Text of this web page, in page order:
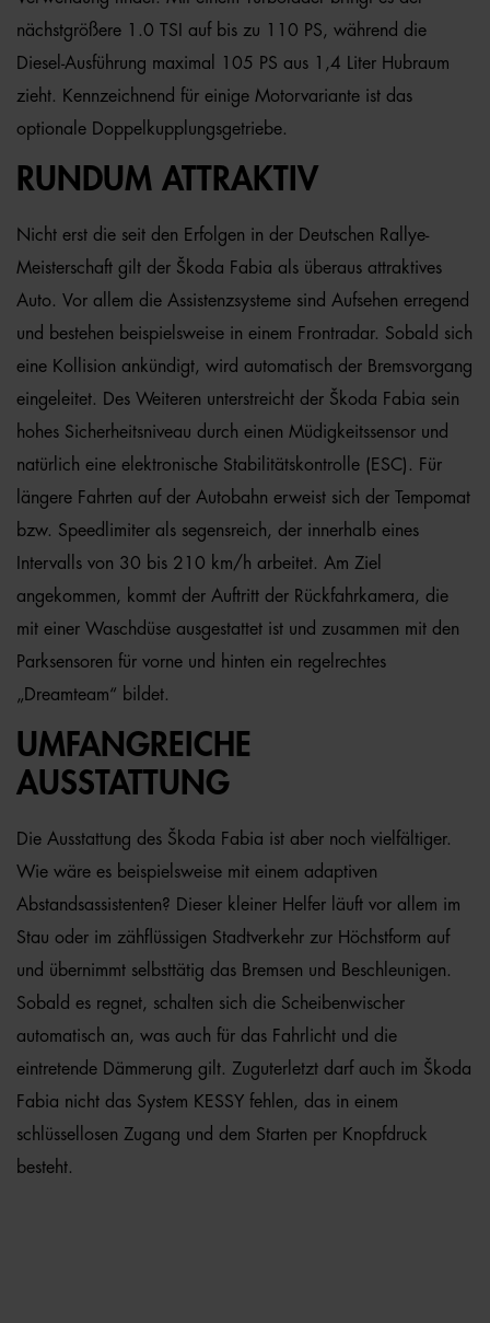
nächstgrößere 1.0 TSI auf bis zu 110 PS, während die
Diesel-Ausführung maximal 105 PS aus 1,4 Liter Hubraum
zieht. Kennzeichnend für einige Motorvariante ist das
optionale Doppelkupplungsgetriebe.
RUNDUM ATTRAKTIV
Nicht erst die seit den Erfolgen in der Deutschen Rallye-
Meisterschaft gilt der Škoda Fabia als überaus attraktives
Auto. Vor allem die Assistenzsysteme sind Aufsehen erregend
und bestehen beispielsweise in einem Frontradar. Sobald sich
eine Kollision ankündigt, wird automatisch der Bremsvorgang
eingeleitet. Des Weiteren unterstreicht der Škoda Fabia sein
hohes Sicherheitsniveau durch einen Müdigkeitssensor und
natürlich eine elektronische Stabilitätskontrolle (ESC). Für
längere Fahrten auf der Autobahn erweist sich der Tempomat
bzw. Speedlimiter als segensreich, der innerhalb eines
Intervalls von 30 bis 210 km/h arbeitet. Am Ziel
angekommen, kommt der Auftritt der Rückfahrkamera, die
mit einer Waschdüse ausgestattet ist und zusammen mit den
Parksensoren für vorne und hinten ein regelrechtes
„Dreamteam“ bildet.
UMFANGREICHE
AUSSTATTUNG
Die Ausstattung des Škoda Fabia ist aber noch vielfältiger.
Wie wäre es beispielsweise mit einem adaptiven
Abstandsassistenten? Dieser kleiner Helfer läuft vor allem im
Stau oder im zähflüssigen Stadtverkehr zur Höchstform auf
und übernimmt selbsttätig das Bremsen und Beschleunigen.
Sobald es regnet, schalten sich die Scheibenwischer
automatisch an, was auch für das Fahrlicht und die
eintretende Dämmerung gilt. Zuguterletzt darf auch im Škoda
Fabia nicht das System KESSY fehlen, das in einem
schlüssellosen Zugang und dem Starten per Knopfdruck
besteht.